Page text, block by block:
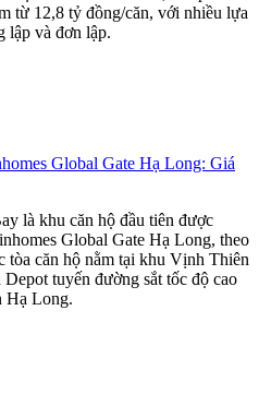
từ 12,8 tỷ đồng/căn, với nhiều lựa
lập và đơn lập.
Global Gate Hạ Long: Giá
là khu căn hộ đầu tiên được
Global Gate Hạ Long, theo
tòa căn hộ nằm tại khu Vịnh Thiên
tuyến đường sắt tốc độ cao
Hạ Long.